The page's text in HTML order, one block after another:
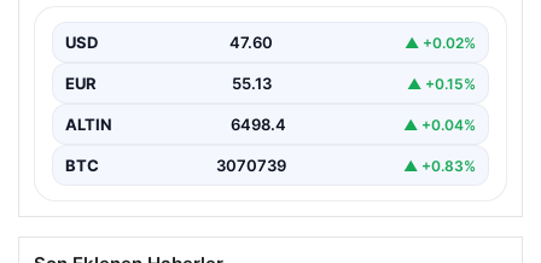
USD 47.60 ▲ +0.02%
EUR 55.13 ▲ +0.15%
ALTIN 6498.4 ▲ +0.04%
BTC 3070739 ▲ +0.83%